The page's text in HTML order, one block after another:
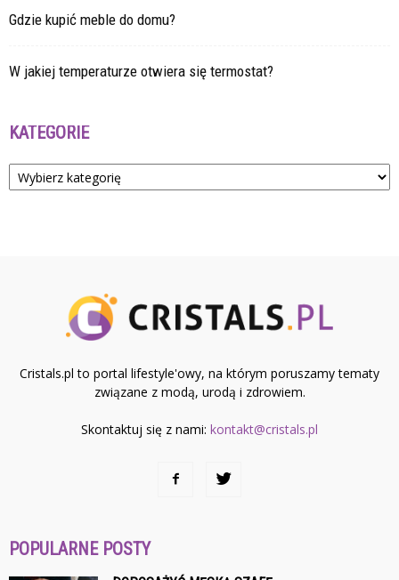
Gdzie kupić meble do domu?
W jakiej temperaturze otwiera się termostat?
KATEGORIE
Kategorie
Cristals.pl to portal lifestyle'owy, na którym poruszamy tematy
związane z modą, urodą i zdrowiem.
Skontaktuj się z nami: kontakt@cristals.pl
POPULARNE POSTY